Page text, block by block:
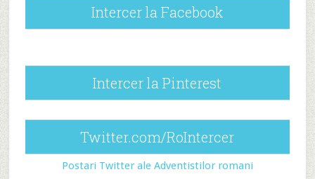
Intercer la Facebook
Intercer la Pinterest
Twitter.com/RoIntercer
Postari Twitter ale Adventistilor romani